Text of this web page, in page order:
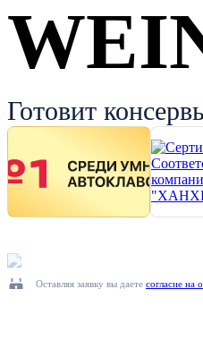
Готовит
Оставляя заявку вы даете согласие на